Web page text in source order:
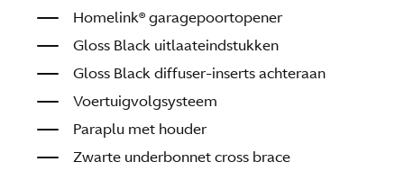
Homelink® garagepoortopener
Gloss Black uitlaateindstukken
Gloss Black diffuser-inserts achteraan
Voertuigvolgsysteem
Paraplu met houder
Zwarte underbonnet cross brace